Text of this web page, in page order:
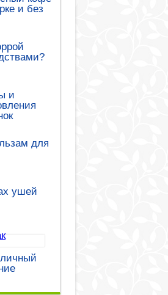
и без
и
для
ушей